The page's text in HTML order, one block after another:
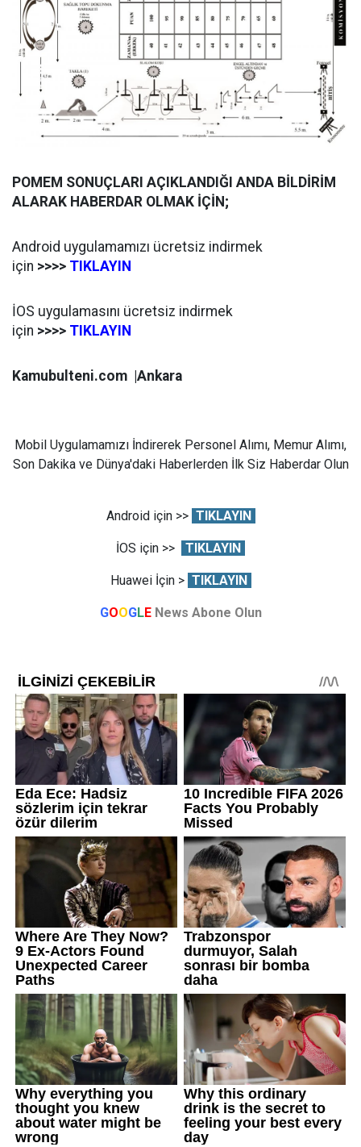
POMEM SONUÇLARI AÇIKLANDIĞI ANDA BİLDİRİM
ALARAK HABERDAR OLMAK İÇİN;
Android uygulamamızı ücretsiz indirmek
için >>>> TIKLAYIN
İOS uygulamasını ücretsiz indirmek
için >>>> TIKLAYIN
Kamubulteni.com |Ankara
Mobil Uygulamamızı İndirerek Personel Alımı, Memur Alımı,
Son Dakika ve Dünya'daki Haberlerden İlk Siz Haberdar Olun
Android için >> TIKLAYIN
İOS için >> TIKLAYIN
Huawei İçin > TIKLAYIN
GOOGLE News Abone Olun